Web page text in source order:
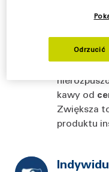
Wyższy
Flottweg
kawy od
Zwiększa
produktu
Odrzucić